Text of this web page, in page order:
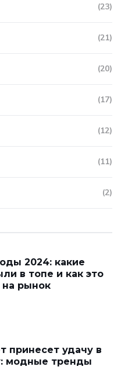
(23)
(21)
(20)
(17)
(12)
(11)
(2)
2024: какие
в топе и как это
рынок
принесет удачу в
модные тренды